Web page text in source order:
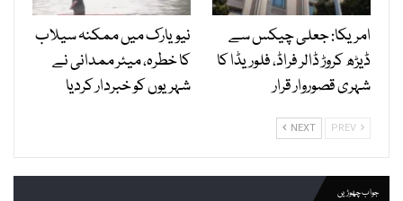
امریکا: جعلی چیکس سے
ڈیڑھ کروڑ ڈالر فراڈ، فلوریڈا کا
شہری قصوروار قرار
نیویارک میں ممکنہ سیلاب
کا خطرہ، میئر ممدانی نے
شہریوں کو خبردار کردیا
NEXT
جواب چھوڑیں